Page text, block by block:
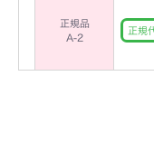
正規品
A-2
正規